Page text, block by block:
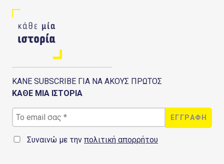
ΚΑΝΕ SUBSCRIBE ΓΙΑ ΝΑ ΑΚΟΥΣ ΠΡΩΤΟΣ
ΚΑΘΕ ΜΙΑ ΙΣΤΟΡΙΑ
Συναινώ με την πολιτική απορρήτου